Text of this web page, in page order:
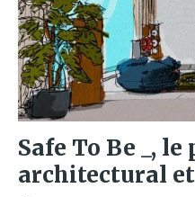
Safe To Be _,
architectural